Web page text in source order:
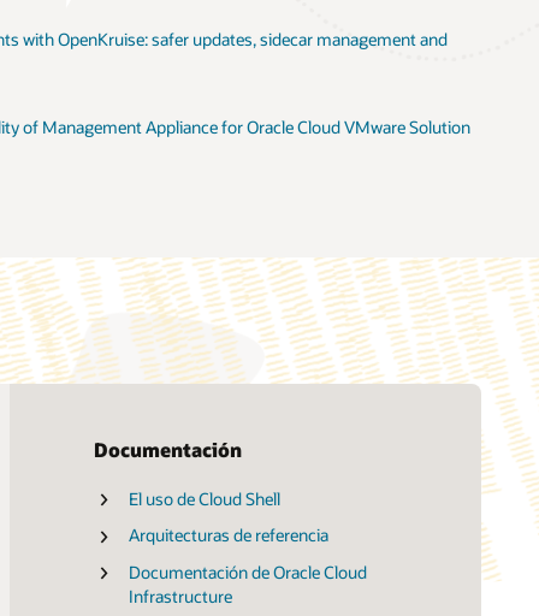
with OpenKruise: safer updates, sidecar management and
of Management Appliance for Oracle Cloud VMware Solution
Documentación
El uso de Cloud Shell
Arquitecturas de referencia
Documentación de Oracle Cloud
Infrastructure
Recursos de My Oracle Support
Políticas y prácticas de soporte
Acuerdo de nivel de servicio
Cuadro de mando del estado del servicio
Accenture
Capgemini
Cognizant
DXC